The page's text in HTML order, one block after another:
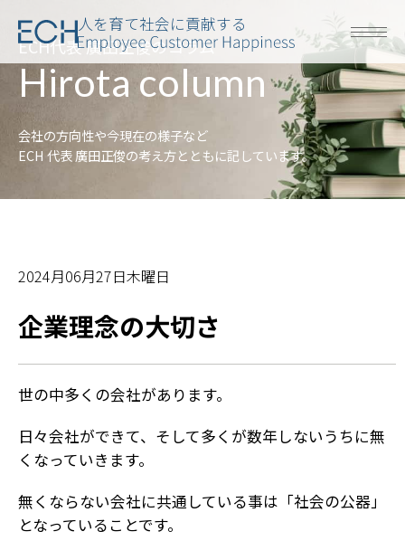
人を育て社会に貢献する
ECH代表 廣田正俊のコラム
Hirota column
会社の方向性や今現在の様子など
ECH 代表 廣田正俊の考え方とともに記しています。
2024月06月27日木曜日
企業理念の大切さ
世の中多くの会社があります。
日々会社ができて、そして多くが数年しないうちに無
くなっていきます。
無くならない会社に共通している事は「社会の公器」
となっていることです。